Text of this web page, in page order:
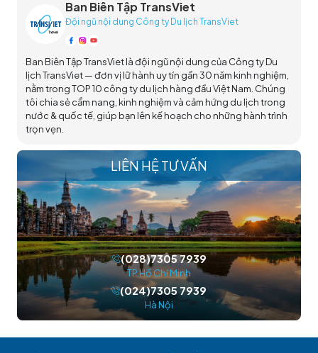
Ban Biên Tập TransViet
Đội ngũ nội dung Công ty Du lịch TransViet
Ban Biên Tập TransViet là đội ngũ nội dung của Công ty Du
lịch TransViet — đơn vị lữ hành uy tín gần 30 năm kinh nghiệm,
nằm trong TOP 10 công ty du lịch hàng đầu Việt Nam. Chúng
tôi chia sẻ cẩm nang, kinh nghiệm và cảm hứng du lịch trong
nước & quốc tế, giúp bạn lên kế hoạch cho những hành trình
trọn vẹn.
LIÊN HỆ TƯ VẤN
(028)7305 7939
TP.Hồ Chí Minh
(024)7305 7939
Hà Nội